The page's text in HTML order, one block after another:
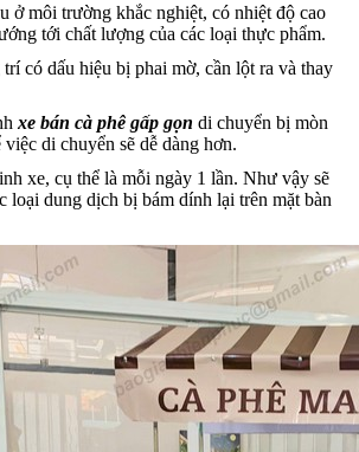
ở môi trường khắc nghiệt, có nhiệt độ cao
tới chất lượng của các loại thực phẩm.
có dấu hiệu bị phai mờ, cần lột ra và thay
xe bán cà phê gấp gọn di chuyển bị mòn
di chuyển sẽ dễ dàng hơn.
xe, cụ thể là mỗi ngày 1 lần. Như vậy sẽ
loại dung dịch bị bám dính lại trên mặt bàn